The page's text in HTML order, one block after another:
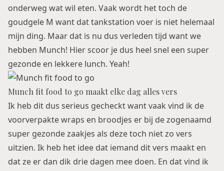
onderweg wat wil eten. Vaak wordt het toch de
goudgele M want dat tankstation voer is niet helemaal
mijn ding. Maar dat is nu dus verleden tijd want we
hebben Munch! Hier scoor je dus heel snel een super
gezonde en lekkere lunch. Yeah!
Munch fit food to go maakt elke dag alles vers
Ik heb dit dus serieus gecheckt want vaak vind ik de
voorverpakte wraps en broodjes er bij de zogenaamd
super gezonde zaakjes als deze toch niet zo vers
uitzien. Ik heb het idee dat iemand dit vers maakt en
dat ze er dan dik drie dagen mee doen. En dat vind ik